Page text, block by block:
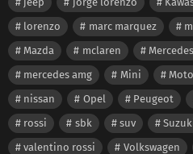
lorenzo
marc marquez
Mazda
mclaren Mercedes
mercedes amg
Mini
nissan
Opel Peugeot
rossi
sbk suv
valentino rossi
Volkswagen